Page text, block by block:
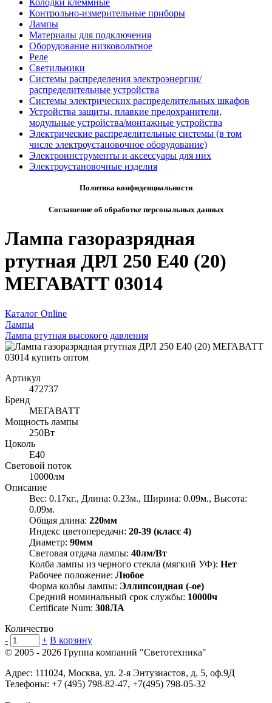
Колодки клеммные
Контрольно-измерительные приборы
Лампы
Материалы для подключения
Оборудование низковольтное
Реле
Светильники
Системы распределения электроэнергии/
распределительные устройства
Системы электрических распределительных шкафов
Устройства защиты, плавкие предохранители,
модульные устройства/монтажные устройства
Электрические распределительные системы (в том
числе электроустановочное оборудование)
Электроинструменты и аксессуары для них
Электроустановочные изделия
Политика конфиденциальности
Соглашение об обработке персональных данных
Лампа газоразрядная
ртутная ДРЛ 250 E40 (20)
МЕГАВАТТ 03014
Каталог Online
Лампы
Лампа ртутная высокого давления
Артикул
472737
Бренд
МЕГАВАТТ
Мощность лампы
250Вт
Цоколь
E40
Световой поток
10000лм
Описание
Вес: 0.17кг., Длина: 0.23м., Ширина: 0.09м., Высота:
0.09м.
Общая длина: 220мм
Индекс цветопередачи: 20-39 (класс 4)
Диаметр: 90мм
Световая отдача лампы: 40лм/Вт
Колба лампы из черного стекла (мягкий УФ): Нет
Рабочее положение: Любое
Форма колбы лампы: Эллипсоидная (-ое)
Средний номинальный срок службы: 10000ч
Certificate Num: 308ЛА
Количество
-
+ В корзину
© 2005 - 2026 Группа компаний "Светотехника"
Адрес: 111024, Москва, ул. 2-я Энтузиастов, д. 5, оф.9Д
Телефоны: +7 (495) 798-82-47, +7(495) 798-05-32